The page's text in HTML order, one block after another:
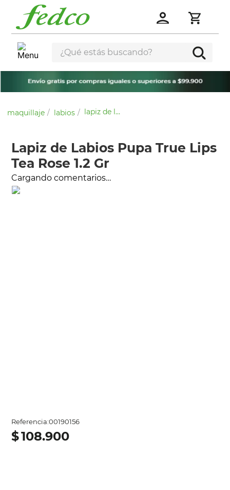
¿Qué estás buscando?
maquillaje labios lapiz de labios pupa true lips tea rose 1.2 gr
Lapiz de Labios Pupa True Lips
Tea Rose 1.2 Gr
Cargando comentarios…
Referencia:00190156
$108.900